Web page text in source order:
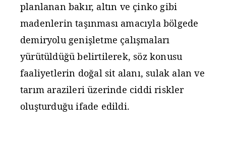
yürütüldüğü belirtilerek, söz konusu
faaliyetlerin doğal sit alanı, sulak alan ve
tarım arazileri üzerinde ciddi riskler
oluşturduğu ifade edildi.
“ EKOSİSTEMİNE ZARAR VERECEK”